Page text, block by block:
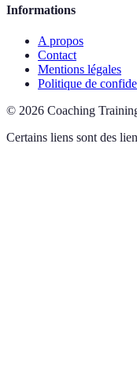
Informations
A propos
Contact
Mentions légales
Politique de
© 2026 Coaching
Certains liens sont des